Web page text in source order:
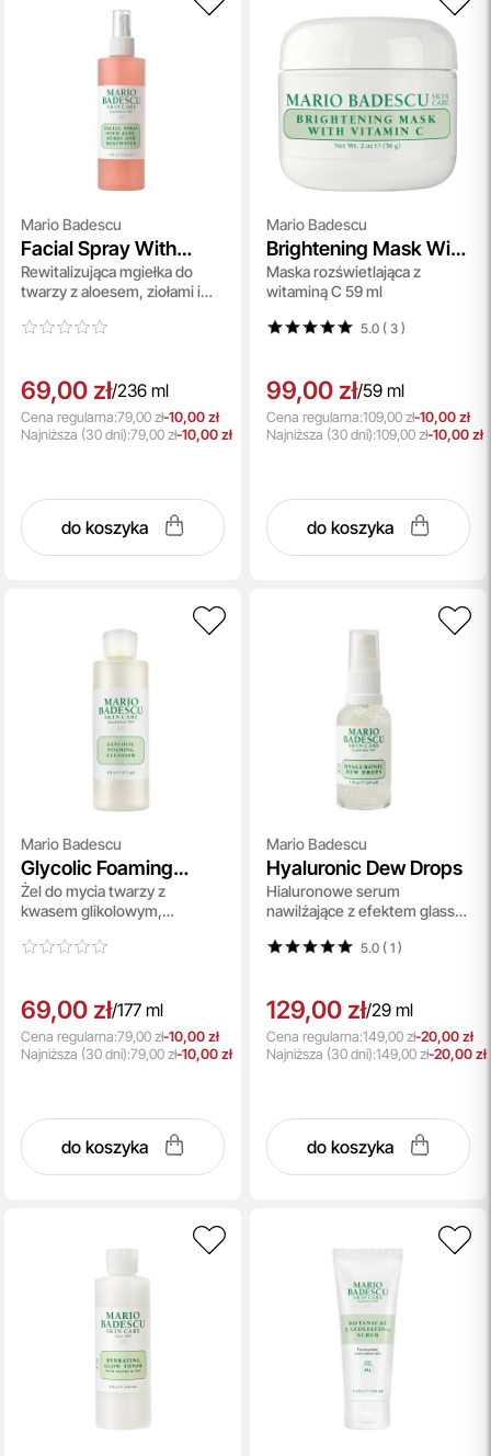
Mario Badescu
Facial Spray With
Aloe, Herbs And
Rosewater
Rewitalizująca mgiełka do
twarzy z aloesem, ziołami i
69,00 zł/236 ml
Cena regularna:79,00 zł-10,00 zł
Najniższa (30 dni):79,00 zł-10,00 zł
do koszyka
Mario Badescu
Brightening Mask With
Vitamin C
Maska rozświetlająca z
witaminą C 59 ml
5.0 ( 3)
99,00 zł/59 ml
Cena regularna:109,00 zł-10,00 zł
Najniższa (30 dni):109,00 zł-10,00 zł
do koszyka
Mario Badescu
Glycolic Foaming
Cleanser
Żel do mycia twarzy z
kwasem glikolowym,
69,00 zł/177 ml
Cena regularna:79,00 zł-10,00 zł
Najniższa (30 dni):79,00 zł-10,00 zł
do koszyka
Mario Badescu
Hyaluronic Dew Drops
Hialuronowe serum
nawilżające z efektem glass
5.0 ( 1)
129,00 zł/29 ml
Cena regularna:149,00 zł-20,00 zł
Najniższa (30 dni):149,00 zł-20,00 zł
do koszyka